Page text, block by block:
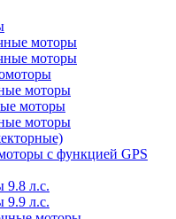
моторы
моторы
моторы
моторы
моторы
с функцией GPS
9.8 л.с.
9.9 л.с.